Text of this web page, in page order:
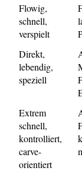
Flowig,
schnell,
verspielt
Direkt,
lebendig,
speziell
Extrem
schnell,
kontrolliert,
carve-
orientiert